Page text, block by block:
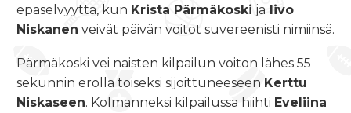
epäselvyyttä, kun Krista Pärmäkoski ja Iivo
Niskanen veivät päivän voitot suvereenisti nimiinsä.
Pärmäkoski vei naisten kilpailun voiton lähes 55
sekunnin erolla toiseksi sijoittuneeseen Kerttu
Niskaseen. Kolmanneksi kilpailussa hiihti Eveliina